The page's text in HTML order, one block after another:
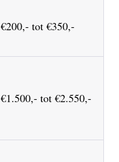
€200,- tot €350,-
€1.500,- tot €2.550,-